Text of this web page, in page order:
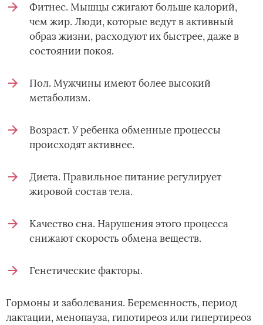
Фитнес. Мышцы сжигают больше калорий,
чем жир. Люди, которые ведут в активный
образ жизни, расходуют их быстрее, даже в
состоянии покоя.
Пол. Мужчины имеют более высокий
метаболизм.
Возраст. У ребенка обменные процессы
происходят активнее.
Диета. Правильное питание регулирует
жировой состав тела.
Качество сна. Нарушения этого процесса
снижают скорость обмена веществ.
Генетические факторы.
Гормоны и заболевания. Беременность, период
лактации, менопауза, гипотиреоз или гипертиреоз